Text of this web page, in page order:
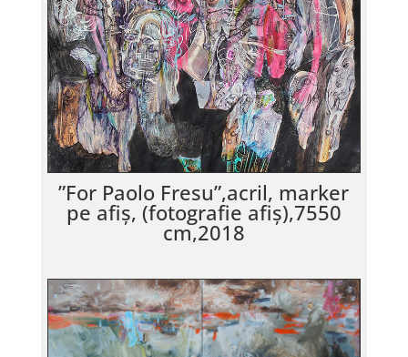
”For Paolo Fresu”,acril, marker
pe afiș, (fotografie afiș),7550
cm,2018